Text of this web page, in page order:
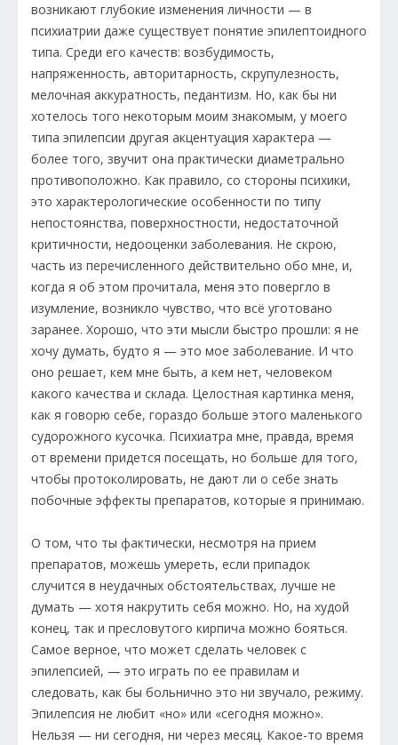
возникают глубокие изменения личности — в
психиатрии даже существует понятие эпилептоидного
типа. Среди его качеств: возбудимость,
напряженность, авторитарность, скрупулезность,
мелочная аккуратность, педантизм. Но, как бы ни
хотелось того некоторым моим знакомым, у моего
типа эпилепсии другая акцентуация характера —
более того, звучит она практически диаметрально
противоположно. Как правило, со стороны психики,
это характерологические особенности по типу
непостоянства, поверхностности, недостаточной
критичности, недооценки заболевания. Не скрою,
часть из перечисленного действительно обо мне, и,
когда я об этом прочитала, меня это повергло в
изумление, возникло чувство, что всё уготовано
заранее. Хорошо, что эти мысли быстро прошли: я не
хочу думать, будто я — это мое заболевание. И что
оно решает, кем мне быть, а кем нет, человеком
какого качества и склада. Целостная картинка меня,
как я говорю себе, гораздо больше этого маленького
судорожного кусочка. Психиатра мне, правда, время
от времени придется посещать, но больше для того,
чтобы протоколировать, не дают ли о себе знать
побочные эффекты препаратов, которые я принимаю.
О том, что ты фактически, несмотря на прием
препаратов, можешь умереть, если припадок
случится в неудачных обстоятельствах, лучше не
думать — хотя накрутить себя можно. Но, на худой
конец, так и пресловутого кирпича можно бояться.
Самое верное, что может сделать человек с
эпилепсией, — это играть по ее правилам и
следовать, как бы больнично это ни звучало, режиму.
Эпилепсия не любит «но» или «сегодня можно».
Нельзя — ни сегодня, ни через месяц. Какое-то время